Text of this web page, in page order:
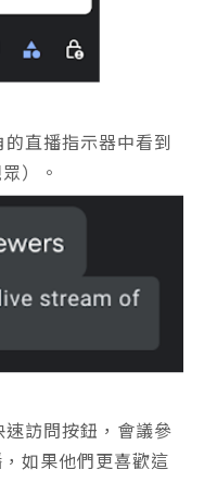
直播指示器中看到
）。
訪問按鈕，會議參
如果他們更喜歡這